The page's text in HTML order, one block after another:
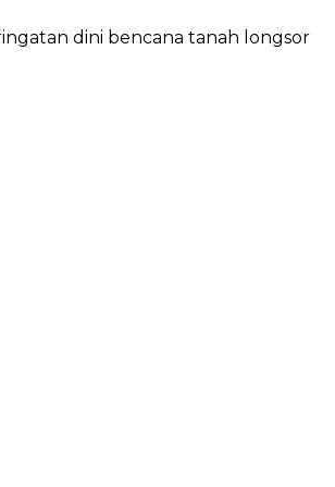
dini bencana tanah longsor